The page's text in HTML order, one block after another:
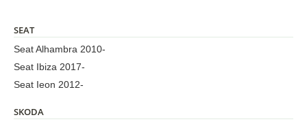
SEAT
Seat Alhambra 2010-
Seat Ibiza 2017-
Seat Ieon 2012-
SKODA